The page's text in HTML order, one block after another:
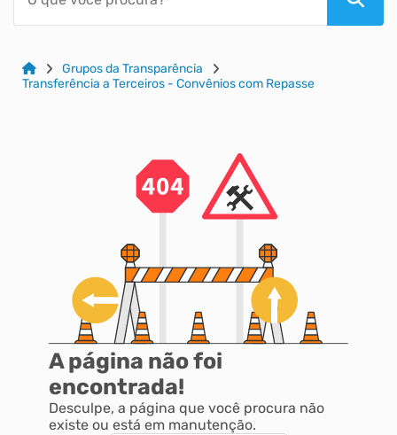
Acessibilidade
CidadãoGrupos da Transparência
Transferência a Terceiros - Convênios com Repasse
A página não foi
encontrada!
Desculpe, a página que você procura não
existe ou está em manutenção.